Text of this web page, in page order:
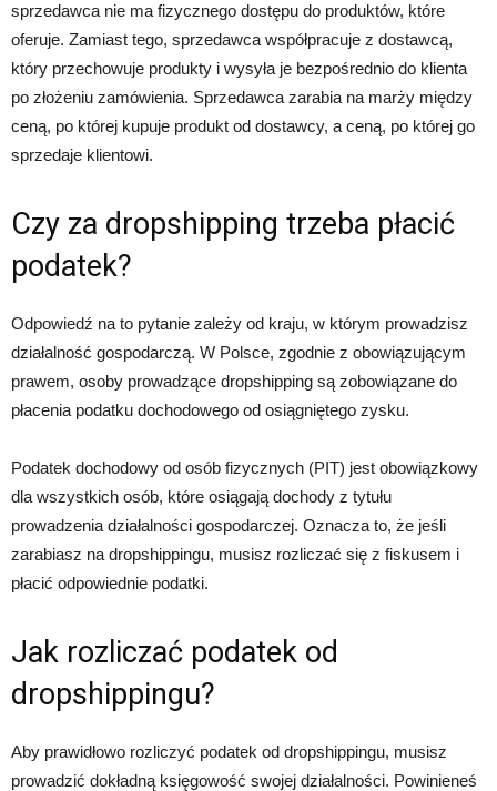
sprzedawca nie ma fizycznego dostępu do produktów, które
oferuje. Zamiast tego, sprzedawca współpracuje z dostawcą,
który przechowuje produkty i wysyła je bezpośrednio do klienta
po złożeniu zamówienia. Sprzedawca zarabia na marży między
ceną, po której kupuje produkt od dostawcy, a ceną, po której go
sprzedaje klientowi.
Czy za dropshipping trzeba płacić
podatek?
Odpowiedź na to pytanie zależy od kraju, w którym prowadzisz
działalność gospodarczą. W Polsce, zgodnie z obowiązującym
prawem, osoby prowadzące dropshipping są zobowiązane do
płacenia podatku dochodowego od osiągniętego zysku.
Podatek dochodowy od osób fizycznych (PIT) jest obowiązkowy
dla wszystkich osób, które osiągają dochody z tytułu
prowadzenia działalności gospodarczej. Oznacza to, że jeśli
zarabiasz na dropshippingu, musisz rozliczać się z fiskusem i
płacić odpowiednie podatki.
Jak rozliczać podatek od
dropshippingu?
Aby prawidłowo rozliczyć podatek od dropshippingu, musisz
prowadzić dokładną księgowość swojej działalności. Powinieneś